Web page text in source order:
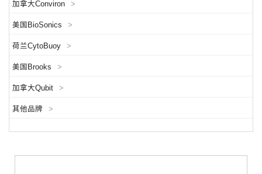
加拿大Conviron >
美国BioSonics >
荷兰CytoBuoy >
美国Brooks >
加拿大Qubit >
其他品牌 >